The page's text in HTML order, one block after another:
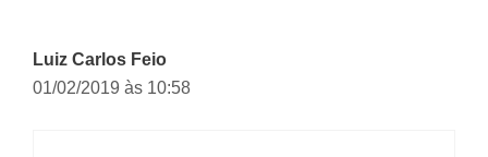
Luiz Carlos Feio
01/02/2019 às 10:58